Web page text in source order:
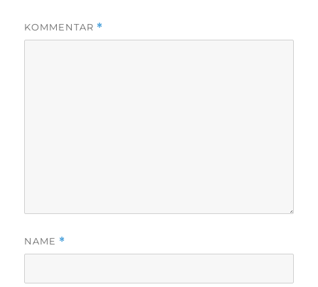
KOMMENTAR *
NAME *